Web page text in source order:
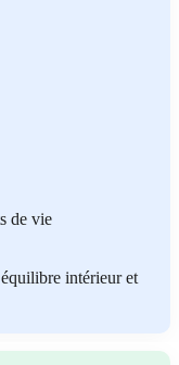
de vie
intérieur et